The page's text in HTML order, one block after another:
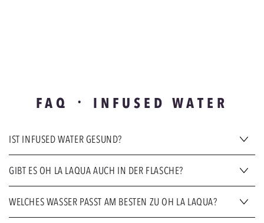
FAQ ᛫ INFUSED WATER
IST INFUSED WATER GESUND?
GIBT ES OH LA LAQUA AUCH IN DER FLASCHE?
WELCHES WASSER PASST AM BESTEN ZU OH LA LAQUA?